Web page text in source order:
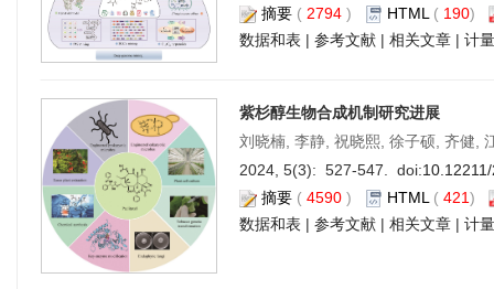
摘要 ( 2794 ) HTML ( 190)
数据和表 | 参考文献 | 相关文章 | 计
紫杉醇生物合成机制研究进展
刘晓楠, 李静, 祝晓熙, 徐子硕, 齐健,
2024, 5(3): 527-547. doi:
摘要 ( 4590 ) HTML ( 421)
数据和表 | 参考文献 | 相关文章 | 计